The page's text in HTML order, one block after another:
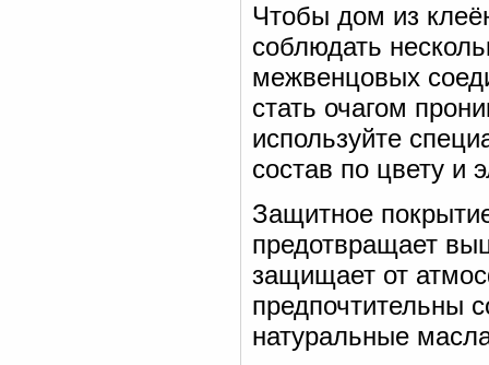
Чтобы дом из
соблюдать
межвенцовых
стать очагом
используйте
состав по цвету и
Защитное
предотвращает
защищает от
предпочтительны
натуральные